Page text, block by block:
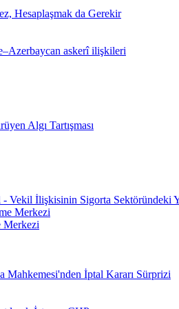
Hesaplaşmak da Gerekir
askerî ilişkileri
Algı Tartışması
Vekil İlişkisinin Sigorta Sektöründeki
Merkezi
Mahkemesi'nden İptal Kararı Sürprizi